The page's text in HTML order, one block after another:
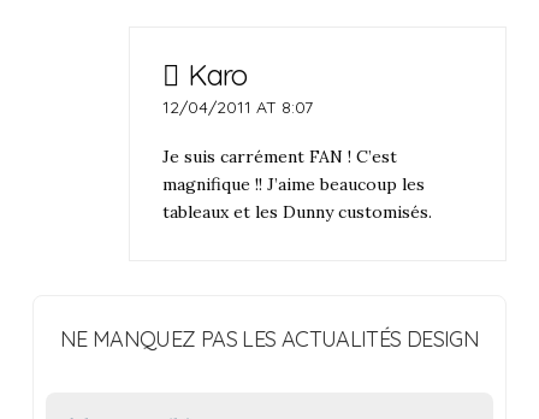
Karo
12/04/2011 AT 8:07
Je suis carrément FAN ! C’est
magnifique !! J’aime beaucoup les
tableaux et les Dunny customisés.
NE MANQUEZ PAS LES ACTUALITÉS DESIGN